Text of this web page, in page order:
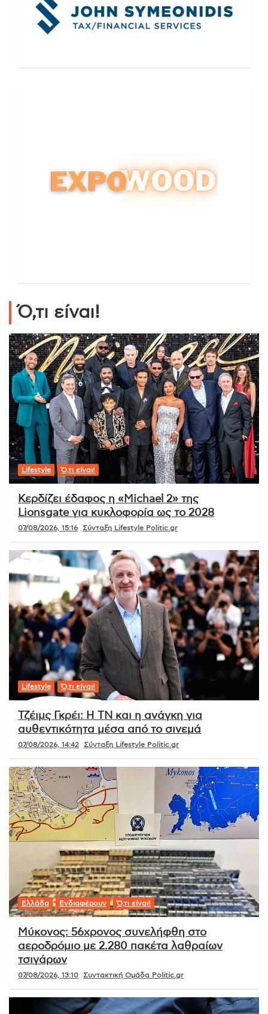
Ό,τι είναι!
Lifestyle Ό,τι είναι!
Κερδίζει έδαφος η «Michael 2» της
Lionsgate για κυκλοφορία ως το 2028
07/08/2026, 15:16 Σύνταξη Lifestyle Politic.gr
Lifestyle Ό,τι είναι!
Τζέιμς Γκρέι: Η ΤΝ και η ανάγκη για
αυθεντικότητα μέσα από το σινεμά
07/08/2026, 14:42 Σύνταξη Lifestyle Politic.gr
Ελλάδα Ενδιαφέρουν Ό,τι είναι!
Μύκονος: 56χρονος συνελήφθη στο
αεροδρόμιο με 2.280 πακέτα λαθραίων
τσιγάρων
07/08/2026, 13:10 Συντακτική Ομάδα Politic.gr